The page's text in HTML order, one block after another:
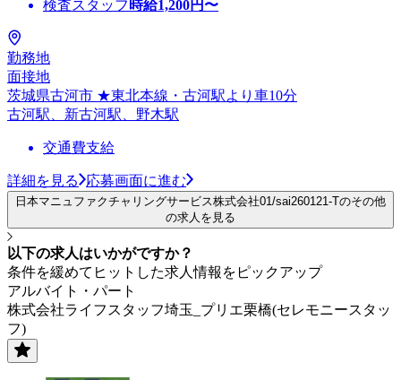
検査スタッフ 時給1,200円〜
勤務地
面接地
茨城県古河市 ★東北本線・古河駅より車10分
古河駅、新古河駅、野木駅
交通費支給
詳細を見る 応募画面に進む
日本マニュファクチャリングサービス株式会社01/sai260121-Tのその他
の求人を見る
以下の求人はいかがですか？
条件を緩めてヒットした求人情報をピックアップ
アルバイト・パート
株式会社ライフスタッフ埼玉_プリエ栗橋(セレモニースタッ
フ)